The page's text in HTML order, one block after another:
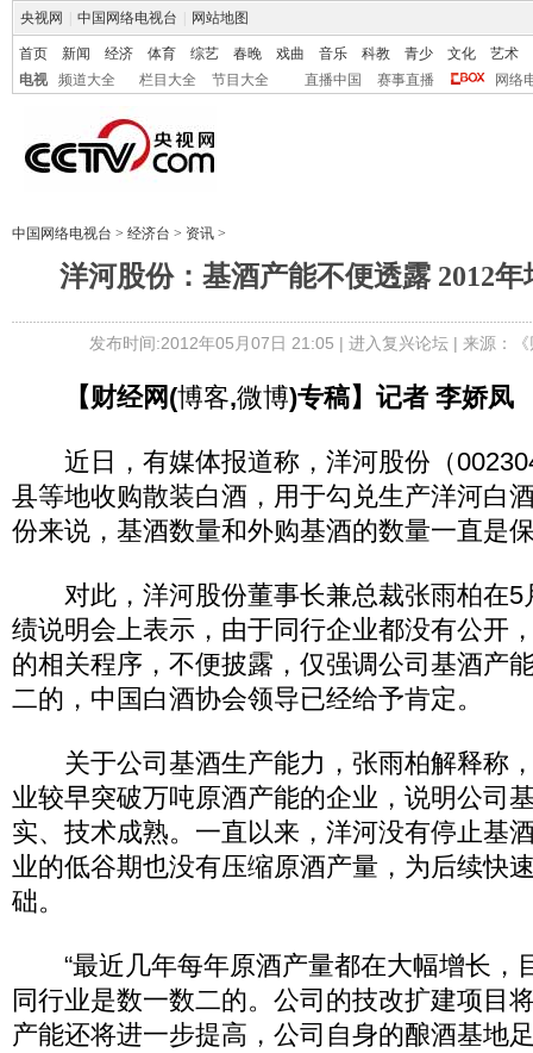
央视网 中国网络电视台 网站地图
首页 新闻 经济 体育 综艺 春晚 戏曲 音乐 科教 青少 文化
艺术
电视
频道大全 栏目大全 节目大全 直播中国 赛事直播 网络
中国网络电视台 > 经济台 > 资讯 >
洋河股份：基酒产能不便透露 2012
发布时间:2012年05月07日 21:05 | 进入复兴论坛| 来源：
【财经网(博客,微博)专稿】记者 李娇凤
近日，有媒体报道称，洋河股份（
县等地收购散装白酒，用于勾兑生产洋河白
份来说，基酒数量和外购基酒的数量一直是
对此，洋河股份董事长兼总裁张雨柏在5
绩说明会上表示，由于同行企业都没有公开
的相关程序，不便披露，仅强调公司基酒产
二的，中国白酒协会领导已经给予肯定。
关于公司基酒生产能力，张雨柏解释称
业较早突破万吨原酒产能的企业，说明公司
实、技术成熟。一直以来，洋河没有停止基
业的低谷期也没有压缩原酒产量，为后续快
础。
“最近几年每年原酒产量都在大幅增长，
同行业是数一数二的。公司的技改扩建项目
产能还将进一步提高，公司自身的酿酒基地